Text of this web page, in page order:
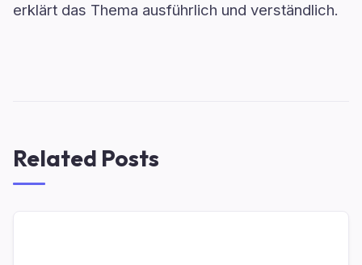
erklärt das Thema ausführlich und verständlich.
Related Posts